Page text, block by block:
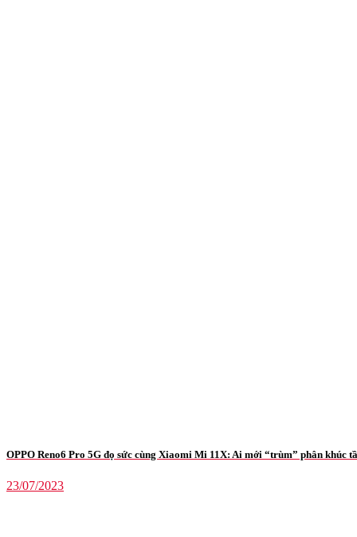
OPPO Reno6 Pro 5G đọ sức cùng Xiaomi Mi 11X: Ai mới “trùm” phân khúc
23/07/2023